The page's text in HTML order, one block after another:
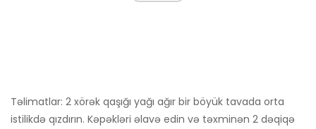
Təlimatlar: 2 xörək qaşığı yağı ağır bir böyük tavada orta
istilikdə qızdırın. Kəpəkləri əlavə edin və təxminən 2 dəqiqə